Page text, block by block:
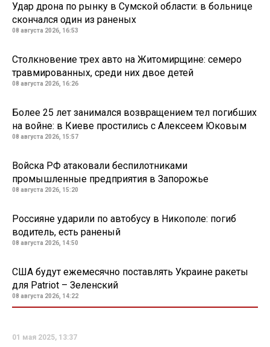
Удар дрона по рынку в Сумской области: в больнице
скончался один из раненых
08 августа 2026, 16:53
Столкновение трех авто на Житомирщине: семеро
травмированных, среди них двое детей
08 августа 2026, 16:26
Более 25 лет занимался возвращением тел погибших
на войне: в Киеве простились с Алексеем Юковым
08 августа 2026, 15:57
Войска РФ атаковали беспилотниками
промышленные предприятия в Запорожье
08 августа 2026, 15:20
Россияне ударили по автобусу в Никополе: погиб
водитель, есть раненый
08 августа 2026, 14:50
США будут ежемесячно поставлять Украине ракеты
для Patriot – Зеленский
08 августа 2026, 14:22
01 мая 2025, 13:37